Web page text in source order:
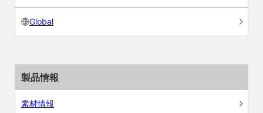
Global
製品情報
素材情報